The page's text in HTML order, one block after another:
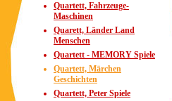
Quartett, Fahrzeuge-
Maschinen
Quarett, Länder Land
Menschen
Quartett - MEMORY Spiele
Quartett, Märchen
Geschichten
Quartett, Peter Spiele